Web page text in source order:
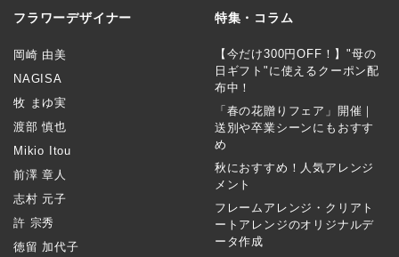
フラワーデザイナー
岡崎 由美
NAGISA
牧 まゆ実
渡部 慎也
Mikio Itou
前澤 章人
志村 元子
許 宗秀
徳留 加代子
特集・コラム
【今だけ300円OFF！】"母の
日ギフト"に使えるクーポン配
布中！
「春の花贈りフェア」開催｜
送別や卒業シーンにもおすす
め
秋におすすめ！人気アレンジ
メント
フレームアレンジ・クリアト
ートアレンジのオリジナルデ
ータ作成